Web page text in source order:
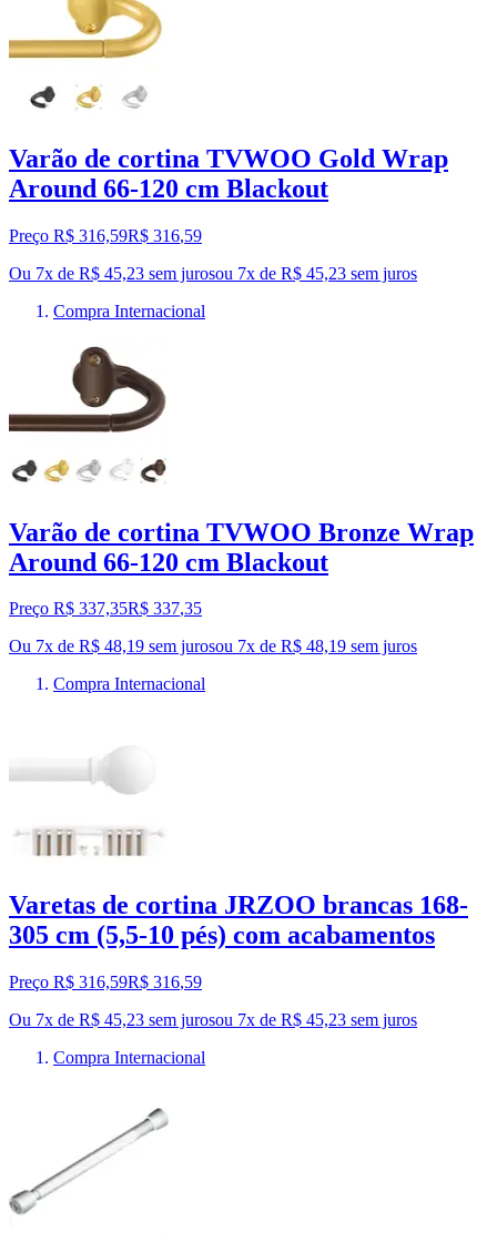
Varão de cortina TVWOO Gold Wrap
Around 66-120 cm Blackout
Preço R$ 316,59R$ 316,59
Ou 7x de R$ 45,23 sem jurosou 7x de R$ 45,23 sem juros
Compra Internacional
Varão de cortina TVWOO Bronze Wrap
Around 66-120 cm Blackout
Preço R$ 337,35R$ 337,35
Ou 7x de R$ 48,19 sem jurosou 7x de R$ 48,19 sem juros
Compra Internacional
Varetas de cortina JRZOO brancas 168-
305 cm (5,5-10 pés) com acabamentos
Preço R$ 316,59R$ 316,59
Ou 7x de R$ 45,23 sem jurosou 7x de R$ 45,23 sem juros
Compra Internacional